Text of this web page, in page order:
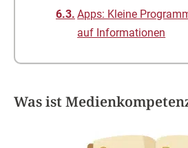
Apps: Kleine
auf Informationen
Was ist